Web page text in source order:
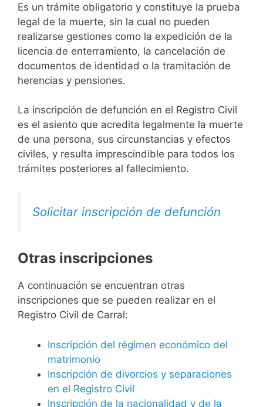
Es un trámite obligatorio y constituye la prueba
legal de la muerte, sin la cual no pueden
realizarse gestiones como la expedición de la
licencia de enterramiento, la cancelación de
documentos de identidad o la tramitación de
herencias y pensiones.
La inscripción de defunción en el Registro Civil
es el asiento que acredita legalmente la muerte
de una persona, sus circunstancias y efectos
civiles, y resulta imprescindible para todos los
trámites posteriores al fallecimiento.
Solicitar inscripción de defunción
Otras inscripciones
A continuación se encuentran otras
inscripciones que se pueden realizar en el
Registro Civil de Carral:
Inscripción del régimen económico del
matrimonio
Inscripción de divorcios y separaciones
en el Registro Civil
Inscripción de la nacionalidad y de la